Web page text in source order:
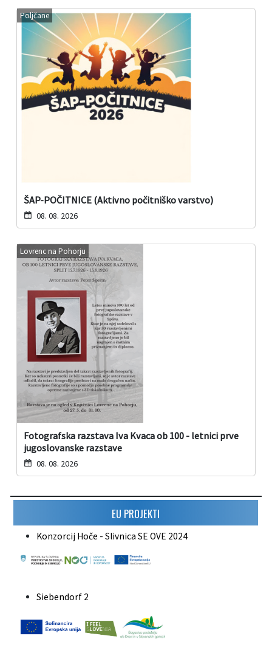
Poljčane
ŠAP-POČITNICE (Aktivno počitniško varstvo)
08. 08. 2026
Lovrenc na Pohorju
Fotografska razstava Iva Kvaca ob 100 - letnici prve
jugoslovanske razstave
08. 08. 2026
EU PROJEKTI
Konzorcij Hoče - Slivnica SE OVE 2024
Siebendorf 2